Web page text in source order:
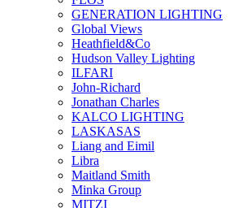
GENERATION LIGHTING
Global Views
Heathfield&Co
Hudson Valley Lighting
ILFARI
John-Richard
Jonathan Charles
KALCO LIGHTING
LASKASAS
Liang and Eimil
Libra
Maitland Smith
Minka Group
MITZI